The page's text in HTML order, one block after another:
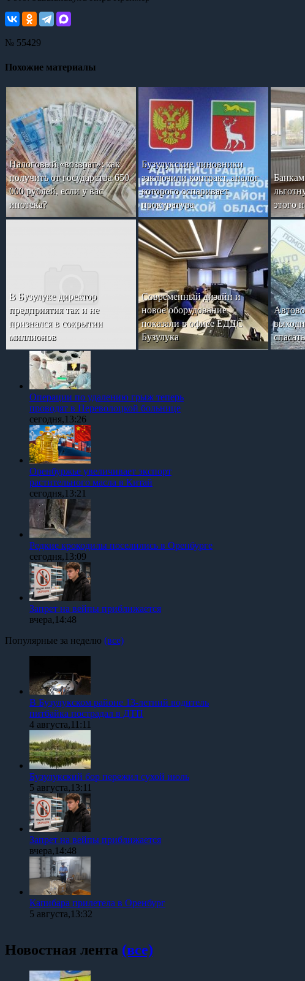
№ 55429
Похожие материалы
Налоговый «возврат»: как
получить от государства 650
000 рублей, если у вас
ипотека?
Бузулукские чиновники
заключили контракт, аналог
которого оспаривает
прокуратура
этого
В Бузулуке директор
предприятия так и не
признался в сокрытии
миллионов
Современный дизайн и
новое оборудование
показали в офисе ЕДДС
Бузулука
Операции по удалению грыж теперь
проводят в Переволоцкой больнице
сегодня,13:26
Оренбуржье увеличивает экспорт
растительного масла в Китай
сегодня,13:21
Редкие крокодилы поселились в Оренбурге
сегодня,13:09
Запрет на вейпы приближается
вчера,14:48
Популярные за неделю (все)
В Бузулукском районе 13-летний водитель
питбайка пострадал в ДТП
4 августа,11:11
Бузулукский бор пережил сухой июль
5 августа,13:11
Запрет на вейпы приближается
вчера,14:48
Капибара прилетела в Оренбург
5 августа,13:32
Новостная лента (все)